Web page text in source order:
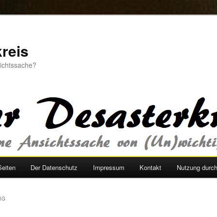
Der Datenschutz Impressum Kontakt Nutzung